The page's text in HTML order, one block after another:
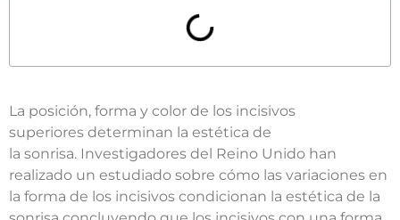
La posición, forma y color de los incisivos
superiores determinan la estética de
la sonrisa. Investigadores del Reino Unido han
realizado un estudiado sobre cómo las variaciones en
la forma de los incisivos condicionan la estética de la